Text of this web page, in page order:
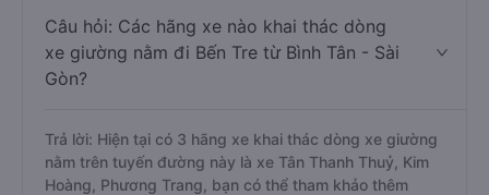
Câu hỏi: Các hãng xe nào khai thác dòng
xe giường nằm đi Bến Tre từ Bình Tân - Sài
Gòn?
Trả lời: Hiện tại có 3 hãng xe khai thác dòng xe giường
nằm trên tuyến đường này là xe Tân Thanh Thuỷ, Kim
Hoàng, Phương Trang, bạn có thể tham khảo thêm